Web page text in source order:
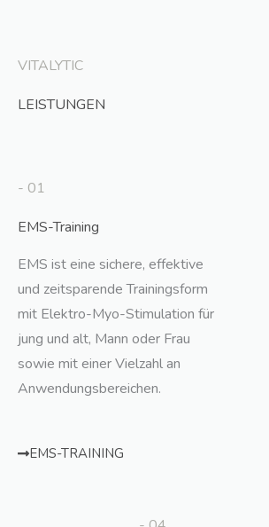
VITALYTIC
LEISTUNGEN
- 01
EMS-Training
EMS ist eine sichere, effektive
und zeitsparende Trainingsform
mit Elektro-Myo-Stimulation für
jung und alt, Mann oder Frau
sowie mit einer Vielzahl an
Anwendungsbereichen.
EMS-TRAINING